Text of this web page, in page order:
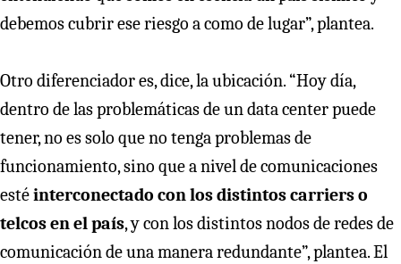
debemos cubrir ese riesgo a como de lugar”, plantea.
Otro diferenciador es, dice, la ubicación. “Hoy día,
dentro de las problemáticas de un data center puede
tener, no es solo que no tenga problemas de
funcionamiento, sino que a nivel de comunicaciones
estéinterconectado con los distintos carriers o
telcos en el país, y con los distintos nodos de redes de
comunicación de una manera redundante”, plantea. El